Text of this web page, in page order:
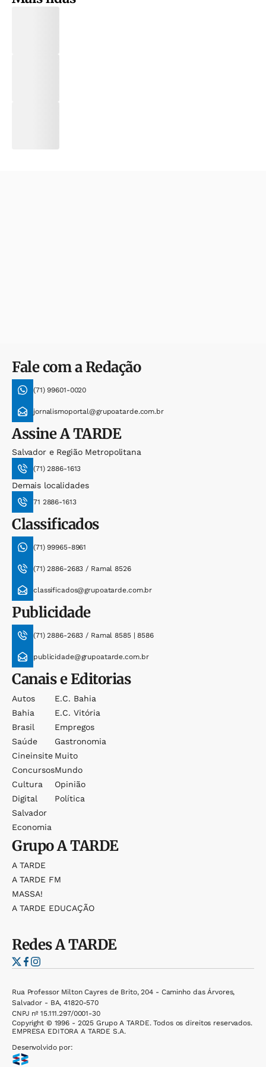
Fale com a Redação
(71) 99601-0020
jornalismoportal@grupoatarde.com.br
AssineA TARDE
Salvador e Região Metropolitana
(71) 2886-1613
Demais localidades
71 2886-1613
Classificados
(71) 99965-8961
(71) 2886-2683 / Ramal 8526
classificados@grupoatarde.com.br
Publicidade
(71) 2886-2683 / Ramal 8585 | 8586
publicidade@grupoatarde.com.br
Canais e Editorias
Autos
Bahia
Brasil
Saúde
Cineinsite
Concursos
Cultura
Digital
Salvador
Economia
E.c. Bahia
E.c. Vitória
Empregos
Gastronomia
Muito
Mundo
Opinião
Política
GrupoA TARDE
A TARDE
A TARDE FM
MASSA!
A TARDE EDUCAÇÃO
RedesA TARDE
Rua Professor Milton Cayres de Brito, 204 - Caminho das Árvores,
Salvador - BA, 41820-570
CNPJ nº 15.111.297/0001-30
Copyright © 1996 - 2025 Grupo A TARDE. Todos os direitos reservados.
EMPRESA EDITORA A TARDE S.A.
Desenvolvido por: